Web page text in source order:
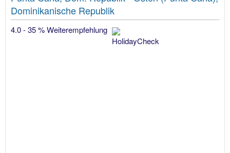
Dominikanische Republik
4.0 - 35 % Weiterempfehlung